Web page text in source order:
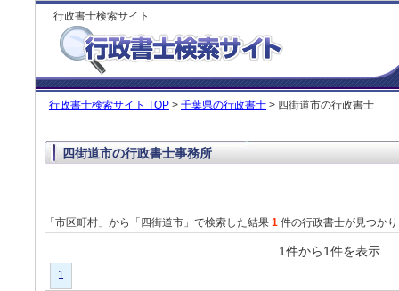
行政書士検索サイト
行政書士検索サイト TOP > 千葉県の行政書士 > 四街道市の行政書士
四街道市の行政書士事務所
「市区町村」から「四街道市」で検索した結果 1 件の行政書士が見つか
1件から1件を表
1